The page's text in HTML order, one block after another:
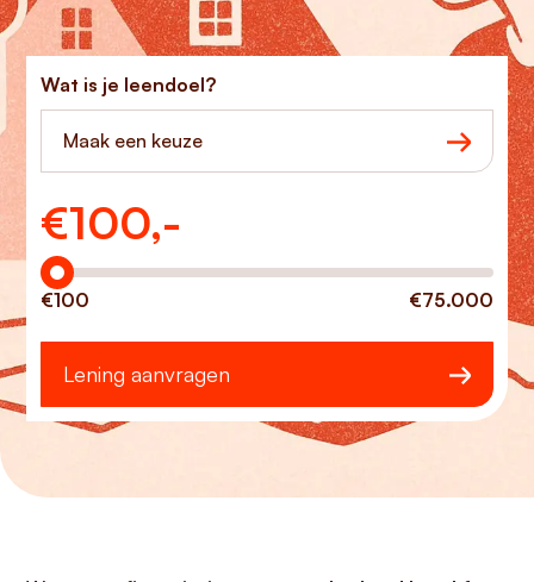
Wat is je leendoel?
Maak een keuze
€100,-
Hoeveel wilt u lenen?
€100 €75.000
Lening aanvragen